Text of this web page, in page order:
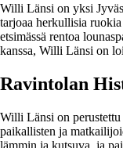
Willi Länsi on yksi
tarjoaa herkullisia
etsimässä rentoa
kanssa, Willi Länsi on
Ravintolan
Willi Länsi on
paikallisten ja
lämmin ja kutsuva, ja